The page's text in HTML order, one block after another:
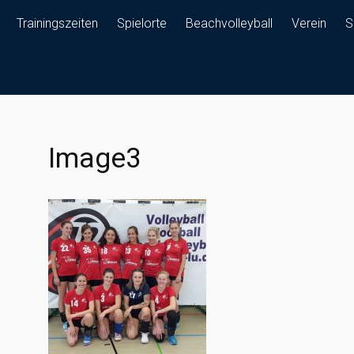
Trainingszeiten Spielorte Beachvolleyball Verein
Image3